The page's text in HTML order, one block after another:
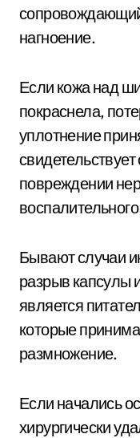
нагноение.
Если кожа над
покраснела,
уплотнение
повреждении
Бывают случаи
разрыв капсулы
является
которые
размножение.
Если начались
хирургически